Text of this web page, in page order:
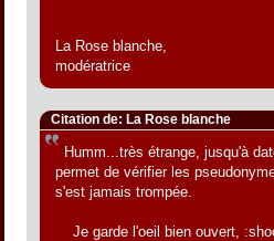
La Rose blanche,
modératrice
Citation de: La Rose blanche
Humm...très étrange, jusqu'à
permet de vérifier les
s'est jamais trompée.
Je garde l'oeil bien ouvert,